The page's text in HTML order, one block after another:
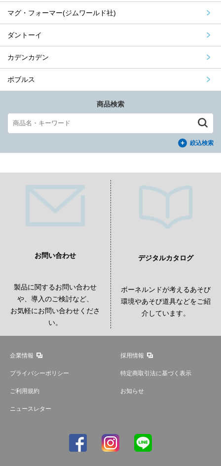
マグ・フォーマー(ジムワールド社)
ダントーイ
カデンカデン
ボブルス
商品検索
絞込検索
お問い合わせ
製品に関するお問い合わせ
や、導入のご検討など、
お気軽にお問い合わせくださ
い。
デジタルカタログ
ボーネルンドが考えるあそび
環境やあそび道具などをご紹
介しています。
企業情報 採用情報
プライバシーポリシー 特定商取引法に基づく表示
ご利用規約 お知らせ
ニュースレター